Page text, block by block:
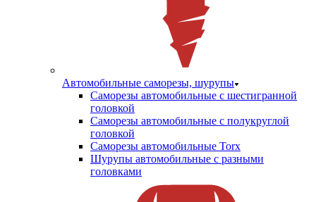
Автомобильные саморезы, шурупы
Саморезы автомобильные с шестигранной
головкой
Саморезы автомобильные с полукруглой
головкой
Саморезы автомобильные Torx
Шурупы автомобильные с разными
головками